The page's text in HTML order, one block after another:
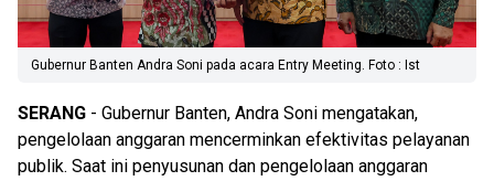
Gubernur Banten Andra Soni pada acara Entry Meeting. Foto : Ist
SERANG - Gubernur Banten, Andra Soni mengatakan,
pengelolaan anggaran mencerminkan efektivitas pelayanan
publik. Saat ini penyusunan dan pengelolaan anggaran